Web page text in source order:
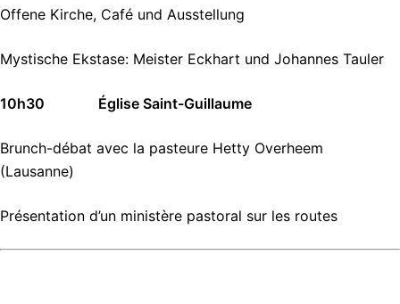
Offene Kirche, Café und Ausstellung
Mystische Ekstase: Meister Eckhart und Johannes Tauler
10h30 Église Saint-Guillaume
Brunch-débat avec la pasteure Hetty Overheem
(Lausanne)
Présentation d’un ministère pastoral sur les routes